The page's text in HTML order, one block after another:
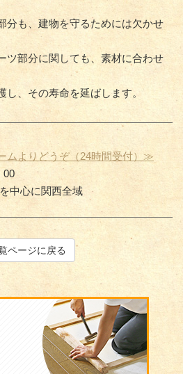
分も、建物を守るためには欠かせ
ツ部分に関しても、素材に合わせ
、その寿命を延ばします。
ムよりどうぞ（24時間受付）≫
00
中心に関西全域
ページに戻る